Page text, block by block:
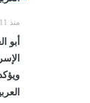
منذ 11 شهرًا
أبو